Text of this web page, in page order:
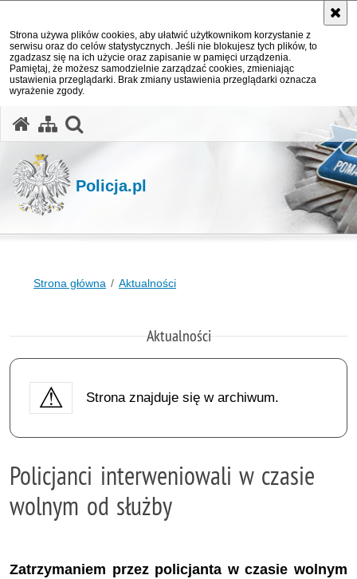
Strona używa plików cookies, aby ułatwić użytkownikom korzystanie z
serwisu oraz do celów statystycznych. Jeśli nie blokujesz tych plików, to
zgadzasz się na ich użycie oraz zapisanie w pamięci urządzenia.
Pamiętaj, że możesz samodzielnie zarządzać cookies, zmieniając
ustawienia przeglądarki. Brak zmiany ustawienia przeglądarki oznacza
wyrażenie zgody.
Policja.pl
Strona główna Aktualności
Aktualności
Strona znajduje się w archiwum.
Policjanci interweniowali w czasie
wolnym od służby
Zatrzymaniem przez policjanta w czasie wolnym